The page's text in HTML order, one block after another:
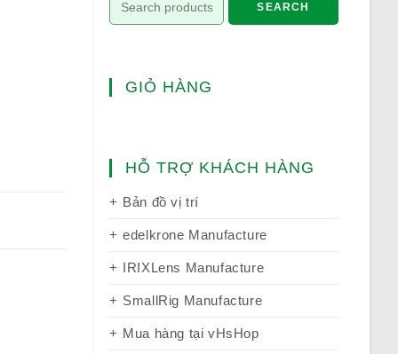
SEARCH
GIỎ HÀNG
HỖ TRỢ KHÁCH HÀNG
Bản đồ vị trí
edelkrone Manufacture
IRIXLens Manufacture
SmallRig Manufacture
Mua hàng tại vHsHop